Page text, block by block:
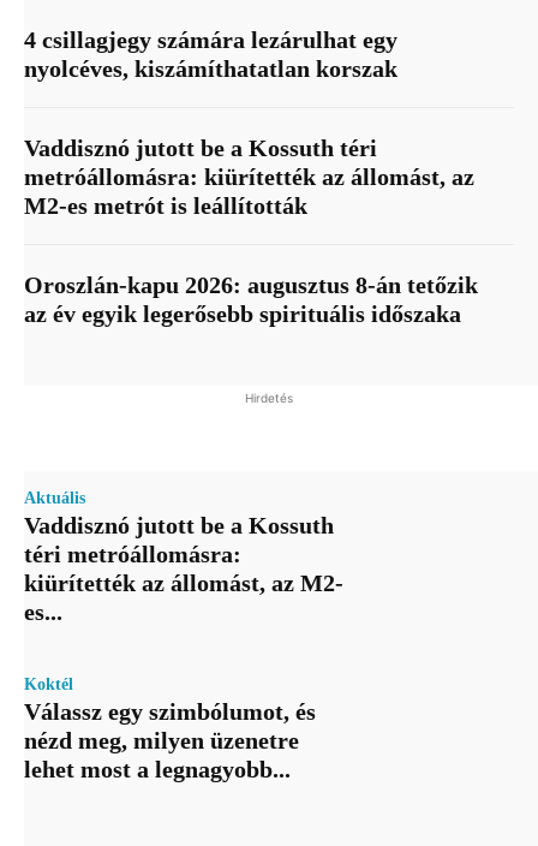
4 csillagjegy számára lezárulhat egy
nyolcéves, kiszámíthatatlan korszak
Vaddisznó jutott be a Kossuth téri
metróállomásra: kiürítették az állomást, az
M2-es metrót is leállították
Oroszlán-kapu 2026: augusztus 8-án tetőzik
az év egyik legerősebb spirituális időszaka
Hirdetés
Aktuális
Vaddisznó jutott be a Kossuth
téri metróállomásra:
kiürítették az állomást, az M2-
es...
Koktél
Válassz egy szimbólumot, és
nézd meg, milyen üzenetre
lehet most a legnagyobb...